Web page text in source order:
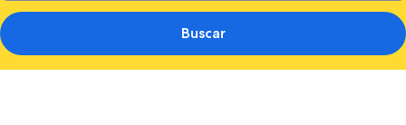
Buscar